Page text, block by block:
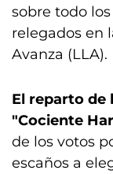
sobre todo
relegados en
Avanza (LLA).
El reparto de
"Cociente
de los votos
escaños a